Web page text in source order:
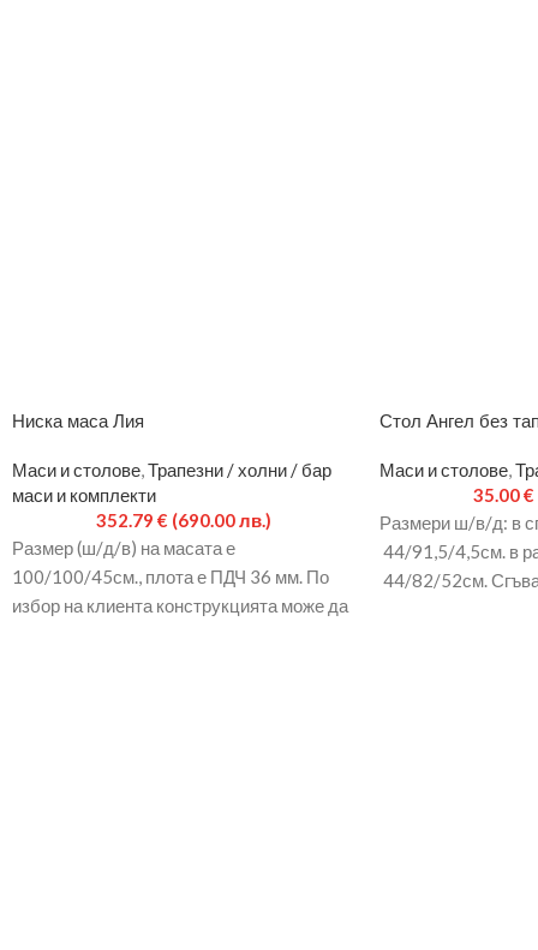
Ниска маса Лия
Маси и столове,Трапезни / холни / бар
маси и комплекти
352.79 € (690.00 лв.)
Размер (ш/д/в) на масата е
100/100/45см., плота е ПДЧ 36 мм. По
избор на клиента конструкцията може да
Стол Ангел без
Маси и столове,
35.00€
Размери ш/в/д: в
44/91,5/4,5см. в
44/82/52см.